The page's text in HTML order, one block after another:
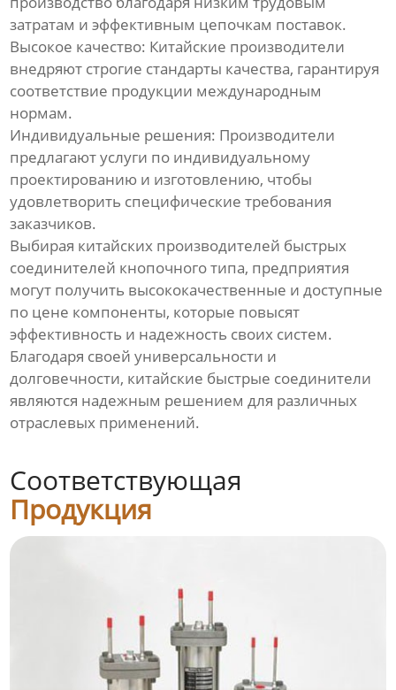
затратам и эффективным цепочкам поставок.
Высокое качество: Китайские производители
внедряют строгие стандарты качества, гарантируя
соответствие продукции международным
нормам.
Индивидуальные решения: Производители
предлагают услуги по индивидуальному
проектированию и изготовлению, чтобы
удовлетворить специфические требования
заказчиков.
Выбирая китайских производителей быстрых
соединителей кнопочного типа, предприятия
могут получить высококачественные и доступные
по цене компоненты, которые повысят
эффективность и надежность своих систем.
Благодаря своей универсальности и
долговечности, китайские быстрые соединители
являются надежным решением для различных
отраслевых применений.
Соответствующая
Продукция